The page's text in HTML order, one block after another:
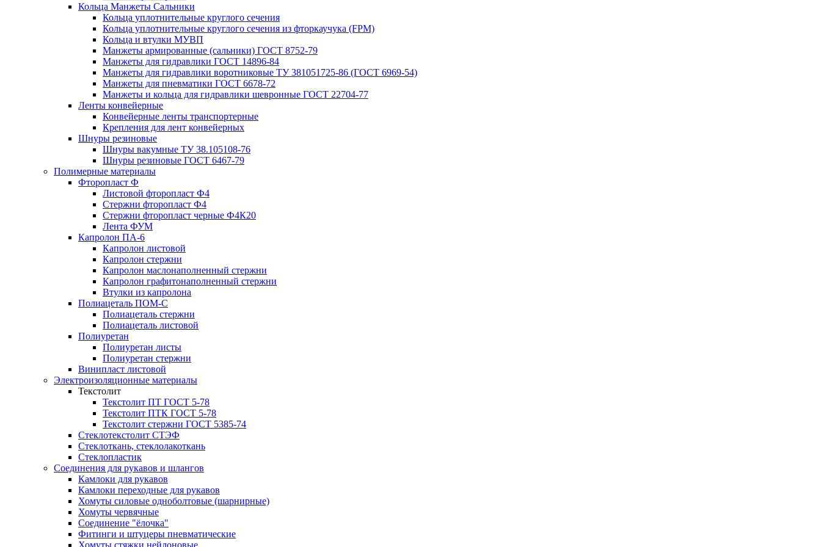
Кольца Манжеты Сальники
Кольца уплотнительные круглого сечения
Кольца уплотнительные круглого сечения из фторкаучука (FPM)
Кольца и втулки МУВП
Манжеты армированные (сальники) ГОСТ 8752-79
Манжеты для гидравлики ГОСТ 14896-84
Манжеты для гидравлики воротниковые ТУ 381051725-86 (ГОСТ 6969-54)
Манжеты для пневматики ГОСТ 6678-72
Манжеты и кольца для гидравлики шевронные ГОСТ 22704-77
Ленты конвейерные
Конвейерные ленты транспортерные
Крепления для лент конвейерных
Шнуры резиновые
Шнуры вакумные ТУ 38.105108-76
Шнуры резиновые ГОСТ 6467-79
Полимерные материалы
Фторопласт Ф
Листовой фторопласт Ф4
Стержни фторопласт Ф4
Стержни фторопласт черные Ф4К20
Лента ФУМ
Капролон ПА-6
Капролон листовой
Капролон стержни
Капролон маслонаполненный стержни
Капролон графитонаполненный стержни
Втулки из капролона
Полиацеталь ПОМ-С
Полиацеталь стержни
Полиацеталь листовой
Полиуретан
Полиуретан листы
Полиуретан стержни
Винипласт листовой
Электроизоляционные материалы
Текстолит
Текстолит ПТ ГОСТ 5-78
Текстолит ПТК ГОСТ 5-78
Текстолит стержни ГОСТ 5385-74
Стеклотекстолит СТЭФ
Стеклоткань, стеклолакоткань
Стеклопластик
Соединения для рукавов и шлангов
Камлоки для рукавов
Камлоки переходные для рукавов
Хомуты силовые одноболтовые (шарнирные)
Хомуты червячные
Соединение "ёлочка"
Фитинги и штуцеры пневматические
Хомуты стяжки нейлоновые